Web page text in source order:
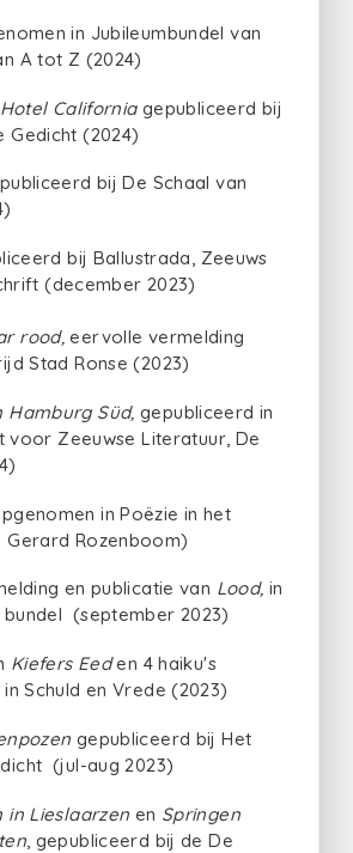
in Jubileumbundel van
A tot Z (2024)
Hotel California gepubliceerd bij
Gedicht (2024)
bij De Schaal van
bij Ballustrada, Zeeuws
(december 2023)
rood,eervolle vermelding
Stad Ronse (2023)
Hamburg Süd, gepubliceerd in
voor Zeeuwse Literatuur, De
in Poëzie in het
Gerard Rozenboom)
en publicatie van Lood, in
(september 2023)
Kiefers Eeden 4 haiku's
Schuld en Vrede (2023)
gepubliceerd bij Het
(jul-aug 2023)
in Lieslaarzen en Springen
, gepubliceerd bij de De